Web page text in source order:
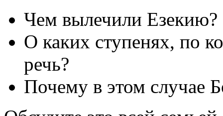
Чем вылечили Езекию?
О каких ступенях, по
речь?
Почему в этом случае